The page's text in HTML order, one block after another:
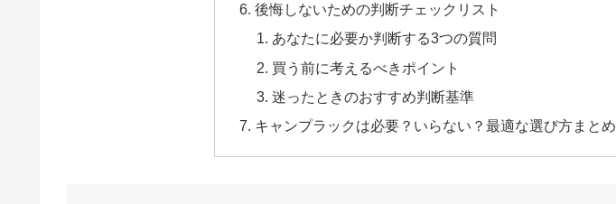
後悔しないための判断チェックリスト
あなたに必要か判断する3つの質問
買う前に考えるべきポイント
迷ったときのおすすめ判断基準
キャンプラックは必要？いらない？最適な選び方まとめ